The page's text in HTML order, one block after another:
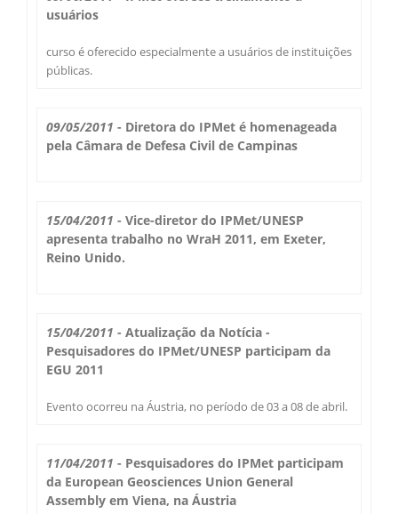
Alertas no Telegram
Chuva Bauru
Chuva Diária
Estação Meteorológica
Modelo Global GFS
Secas Bauru
Desastres Naturais
Balanços Mensais
Estações do Ano
Cadastro
Histórico
Notícias
IPMet na FC
Perguntas Frequentes
Observador Voluntário
usuários
curso é oferecido especialmente a usuários de instituições
públicas.
09/05/2011 - Diretora do IPMet é homenageada
pela Câmara de Defesa Civil de Campinas
15/04/2011 - Vice-diretor do IPMet/UNESP
apresenta trabalho no WraH 2011, em Exeter,
Reino Unido.
15/04/2011 - Atualização da Notícia -
Pesquisadores do IPMet/UNESP participam da
EGU 2011
Evento ocorreu na Áustria, no período de 03 a 08 de abril.
11/04/2011 - Pesquisadores do IPMet participam
da European Geosciences Union General
Assembly em Viena, na Áustria